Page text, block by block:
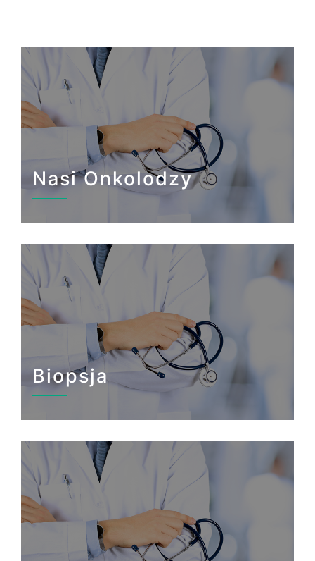
Nasi Onkolodzy
Biopsja